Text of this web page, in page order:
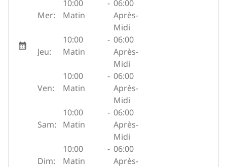
Mer:
10:00
Matin
- 06:00
Après-
Midi
Jeu:
10:00
Matin
- 06:00
Après-
Midi
Ven:
10:00
Matin
- 06:00
Après-
Midi
Sam:
10:00
Matin
- 06:00
Après-
Midi
Dim:
10:00
Matin
- 06:00
Après-